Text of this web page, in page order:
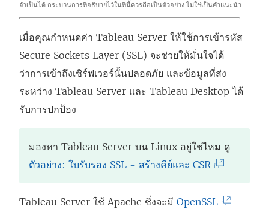
จำเป็นได้ กระบวนการที่อธิบายไว้ในที่นี้ควรถือเป็นตัวอย่าง ไม่ใช่เป็นคำแนะนำ
เมื่อคุณกำหนดค่า Tableau Server ให้ใช้การเข้ารหัส
Secure Sockets Layer (SSL) จะช่วยให้มั่นใจได้
ว่าการเข้าถึงเซิร์ฟเวอร์นั้นปลอดภัย และข้อมูลที่ส่ง
ระหว่าง Tableau Server และ Tableau Desktop ได้
รับการปกป้อง
มองหา Tableau Server บน Linux อยู่ใช่ไหม ดู
ตัวอย่าง: ใบรับรอง SSL - สร้างคีย์และ CSR
ง
Tableau Server ใช้ Apache ซึ่งจะมี OpenSSL(